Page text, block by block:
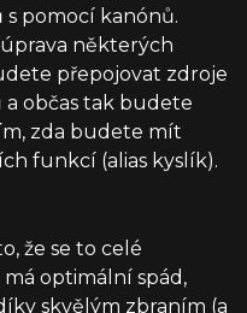
pomocí kanónů.
některých
přepojovat zdroje
občas tak budete
zda budete mít
funkcí (alias kyslík).
že se to celé
optimální spád,
skvělým zbraním (a